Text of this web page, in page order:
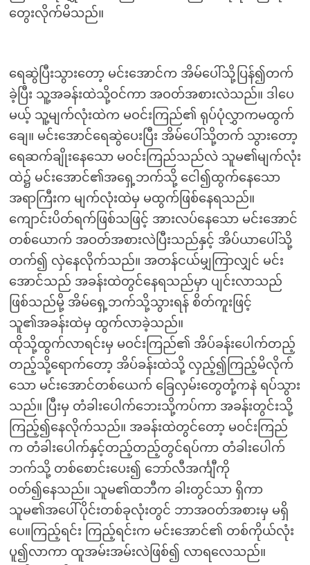
တွေးလိုက်မိသည်။
ရေဆွဲပြီးသွားတော့ မင်းအောင်က အိမ်ပေါ်သို့ပြန်၍တက်
ခဲ့ပြီး သူ့အခန်းထဲသို့ဝင်ကာ အဝတ်အစားလဲသည်။ ဒါပေ
မယ့် သူ့မျက်လုံးထဲက မဝင်းကြည်၏ ရုပ်ပုံလွှာကမထွက်
ချေ။ မင်းအောင်ရေဆွဲပေးပြီး အိမ်ပေါ်သို့တက် သွားတော့
ရေဆက်ချိုးနေသော မဝင်းကြည်သည်လဲ သူမ၏မျက်လုံး
ထဲ၌ မင်းအောင်၏အရှေ့ဘက်သို့ ငေါ၍ထွက်နေသော
အရာကြီးက မျက်လုံးထဲမှ မထွက်ဖြစ်နေရသည်။
ကျောင်းပိတ်ရက်ဖြစ်သဖြင့် အားလပ်နေသော မင်းအောင်
တစ်ယောက် အဝတ်အစားလဲပြီးသည်နှင့် အိပ်ယာပေါ်သို့
တက်၍ လှဲနေလိုက်သည်။ အတန်ငယ်မျှကြာလျှင် မင်း
အောင်သည် အခန်းထဲတွင်နေရသည်မှာ ပျင်းလာသည်
ဖြစ်သည်မို့ အိမ်ရှေ့ဘက်သို့သွားရန် စိတ်ကူးဖြင့်
သူ၏အခန်းထဲမှ ထွက်လာခဲ့သည်။
ထိုသို့ထွက်လာရင်းမှ မဝင်းကြည်၏ အိပ်ခန်းပေါက်တည့်
တည့်သို့ရောက်တော့ အိပ်ခန်းထဲသို့ လှည့်၍ကြည့်မိလိုက်
သော မင်းအောင်တစ်ယေက် ခြေလှမ်းတွေတုံ့ကနဲ ရပ်သွား
သည်။ ပြီးမှ တံခါးပေါက်ဘေးသို့ကပ်ကာ အခန်းတွင်းသို့
ကြည့်၍နေလိုက်သည်။ အခန်းထဲတွင်တော့ မဝင်းကြည်
က တံခါးပေါက်နှင့်တည့်တည့်တွင်ရပ်ကာ တံခါးပေါက်
ဘက်သို့ တစ်စောင်းပေး၍ ဘော်လီအင်္ကျီကို
ဝတ်၍နေသည်။ သူမ၏ထဘီက ခါးတွင်သာ ရှိကာ
သူမ၏အပေါ်ပိုင်းတစ်ခုလုံးတွင် ဘာအဝတ်အစားမှ မရှိ
ပေ။ကြည့်ရင်း ကြည့်ရင်းက မင်းအောင်၏ တစ်ကိုယ်လုံး
ပူ၍လာကာ ထူအမ်းအမ်းလဲဖြစ်၍ လာရလေသည်။